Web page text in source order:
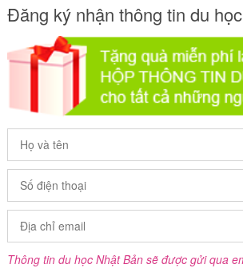
Đăng ký nhận thông tin du
Thông tin du học Nhật Bản sẽ được gửi qua